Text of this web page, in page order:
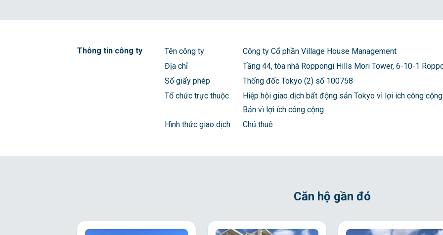
Thông tin công ty Tên công ty
Công ty Cổ phần Village House Management
Địa chỉ
Tầng 44, tòa nhà Roppongi Hills Mori Tower, 6-10-1
Số giấy phép
Thống đốc Tokyo (2) số 100758
Tổ chức trực thuộc
Hiệp hội giao dịch bất động sản Tokyo vì lợi ích công
Bản vì lợi ích công cộng
Hình thức giao dịch
Chủ thuê
Căn hộ gần đó